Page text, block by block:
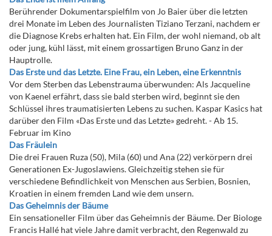
Berührender Dokumentarspielfilm von Jo Baier über die letzten
drei Monate im Leben des Journalisten Tiziano Terzani, nachdem er
die Diagnose Krebs erhalten hat. Ein Film, der wohl niemand, ob alt
oder jung, kühl lässt, mit einem grossartigen Bruno Ganz in der
Hauptrolle.
Das Erste und das Letzte. Eine Frau, ein Leben, eine Erkenntnis
Vor dem Sterben das Lebenstrauma überwunden: Als Jacqueline
von Kaenel erfährt, dass sie bald sterben wird, beginnt sie den
Schlüssel ihres traumatisierten Lebens zu suchen. Kaspar Kasics hat
darüber den Film «Das Erste und das Letzte» gedreht. - Ab 15.
Februar im Kino
Das Fräulein
Die drei Frauen Ruza (50), Mila (60) und Ana (22) verkörpern drei
Generationen Ex-Jugoslawiens. Gleichzeitig stehen sie für
verschiedene Befindlichkeit von Menschen aus Serbien, Bosnien,
Kroatien in einem fremden Land wie dem unsern.
Das Geheimnis der Bäume
Ein sensationeller Film über das Geheimnis der Bäume. Der Biologe
Francis Hallé hat viele Jahre damit verbracht, den Regenwald zu